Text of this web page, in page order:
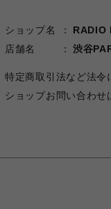
ショップ名
RADIO
店舗名
渋谷
特定商取引法など法令
ショップお問い合わせ